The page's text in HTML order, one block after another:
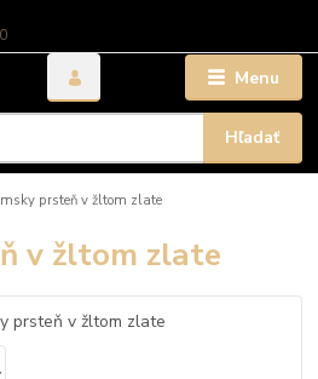
Menu
Hľadať
prsteň v žltom zlate
v žltom zlate